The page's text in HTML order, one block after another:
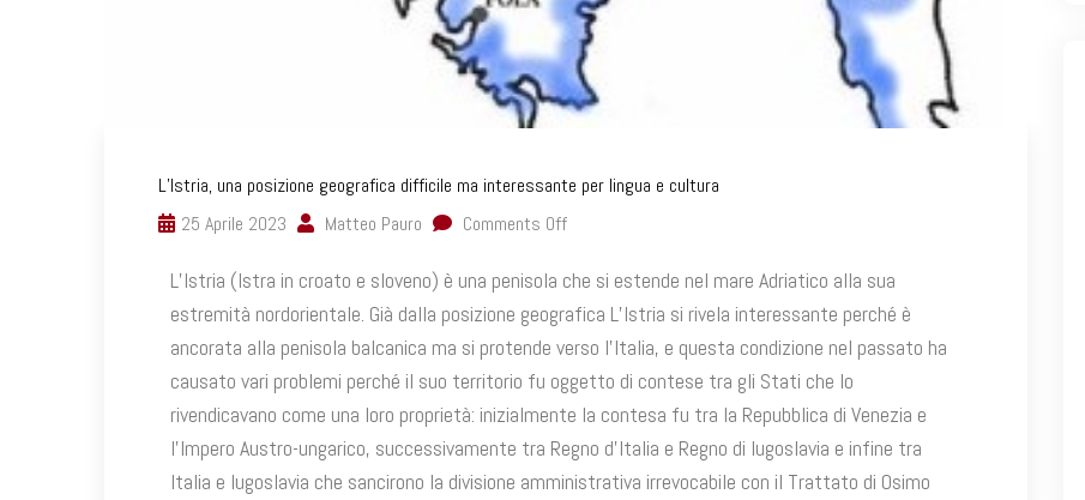
L’Istria, una posizione geografica difficile ma interessante per lingua e cultura
25 Aprile 2023
Matteo Pauro Comments Off
L’Istria (Istra in croato e sloveno) è una penisola che si estende nel mare Adriatico alla sua
estremità nordorientale. Già dalla posizione geografica L’Istria si rivela interessante perché è
ancorata alla penisola balcanica ma si protende verso l’Italia, e questa condizione nel passato ha
causato vari problemi perché il suo territorio fu oggetto di contese tra gli Stati che lo
rivendicavano come una loro proprietà: inizialmente la contesa fu tra la Repubblica di Venezia e
l’Impero Austro-ungarico, successivamente tra Regno d’Italia e Regno di Iugoslavia e infine tra
Italia e Iugoslavia che sancirono la divisione amministrativa irrevocabile con il Trattato di Osimo